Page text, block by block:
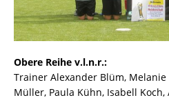
Obere Reihe v.l.n.r.:
Trainer Alexander Blüm, Melanie
Müller, Paula Kühn, Isabell